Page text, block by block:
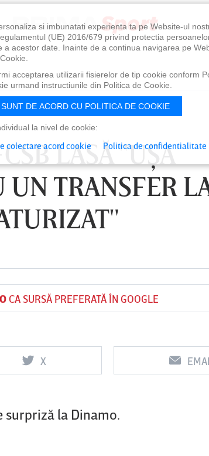
LASĂ "UŞA
UN TRANSFER
CA SURSĂ PREFERATĂ ÎN GOOGLE
X
surpriză la Dinamo.
UTA Arad
0
Vs
Rapid
0
si imbunatati experienta ta pe Website-ul
(UE) 2016/679 privind protectia
acestor date. Inainte de a continua navigarea pe
acceptarea utilizarii fisierelor de tip cookie conform
urmand instructiunile din Politica de Cookie.
SUNT DE ACORD CU POLITICA DE COOKIE
la nivel de cookie:
colectare acord cookie Politica de confidentialitate